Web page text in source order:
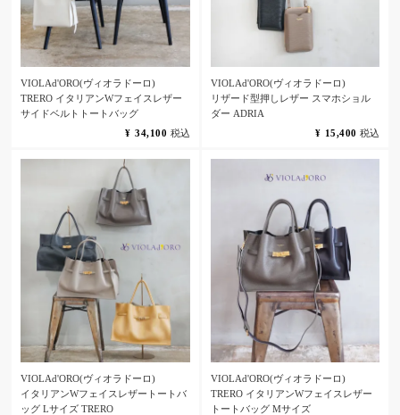
VIOLAd'ORO(ヴィオラドーロ)
TRERO イタリアンWフェイスレザー
サイドベルトトートバッグ
¥ 34,100 税込
VIOLAd'ORO(ヴィオラドーロ)
リザード型押しレザー スマホショル
ダー ADRIA
¥ 15,400 税込
VIOLAd'ORO(ヴィオラドーロ)
イタリアンWフェイスレザートートバ
ッグ Lサイズ TRERO
VIOLAd'ORO(ヴィオラドーロ)
TRERO イタリアンWフェイスレザー
トートバッグ Mサイズ